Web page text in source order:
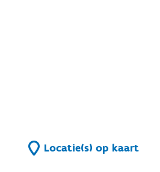
Locatie(s) op kaart